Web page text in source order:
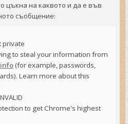
цъкна на каквото и да е във
съобщение:
private
to steal your information from
(for example, passwords,
Learn more about this
to get Chrome's highest